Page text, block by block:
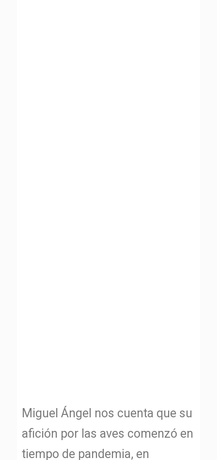
Miguel Ángel nos cuenta que su
afición por las aves comenzó en
tiempo de pandemia, en